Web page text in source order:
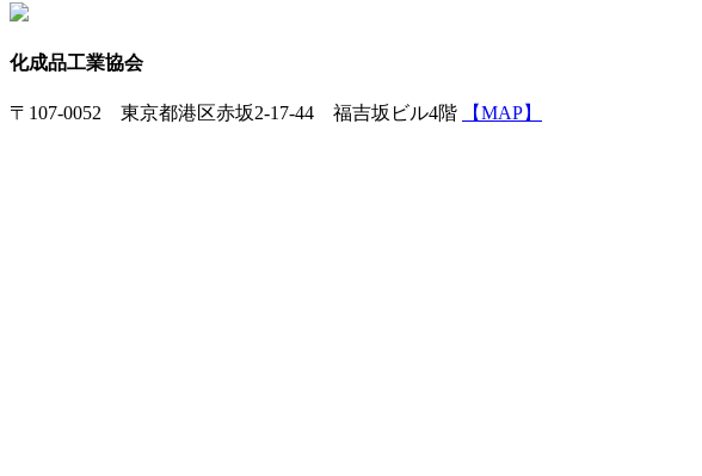
化成品工業協会
〒107-0052 東京都港区赤坂2-17-44 福吉坂ビル4階 【MAP】